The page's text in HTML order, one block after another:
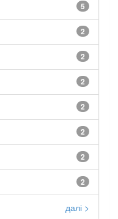
5
2
2
2
2
2
2
2
далі >